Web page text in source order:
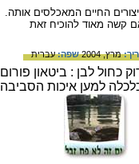
החיים המאכלסים אותה.
קשה מאוד להוכיח זאת
מרץ, 2004 שפה:עברית